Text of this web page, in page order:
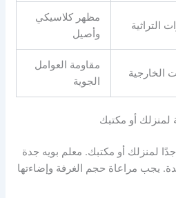
التراثية
مظهر كلاسيكي
وأصيل
الخارجية
مقاومة العوامل
الجوية
لمنزلك أو مكتبك
جدًا لمنزلك أو مكتبك. معلم بويه جدة
يجب مراعاة حجم الغرفة وإضاءتها